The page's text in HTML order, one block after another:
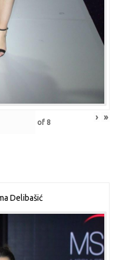
of 8 › »
Delibašić